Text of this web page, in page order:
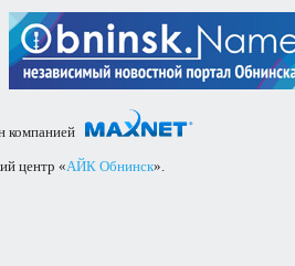
компанией
центр «АЙК Обнинск».